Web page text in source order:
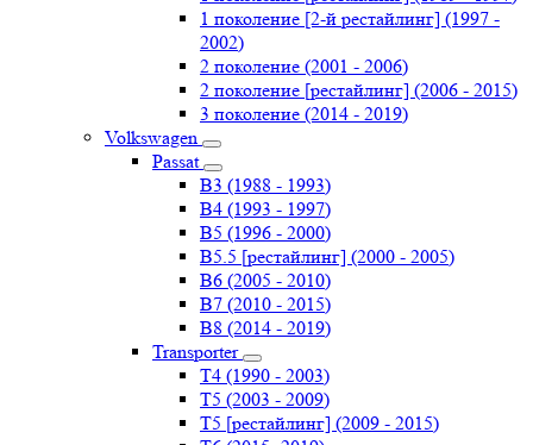
1 поколение [2-й рестайлинг] (1997 -
2002)
2 поколение (2001 - 2006)
2 поколение [рестайлинг] (2006 - 2015)
3 поколение (2014 - 2019)
Volkswagen
Passat
B3 (1988 - 1993)
B4 (1993 - 1997)
B5 (1996 - 2000)
B5.5 [рестайлинг] (2000 - 2005)
B6 (2005 - 2010)
B7 (2010 - 2015)
B8 (2014 - 2019)
Transporter
Т4 (1990 - 2003)
Т5 (2003 - 2009)
Т5 [рестайлинг] (2009 - 2015)